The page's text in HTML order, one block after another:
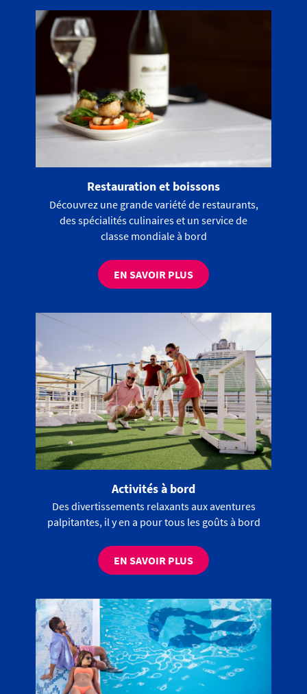
Restauration et boissons
Découvrez une grande variété de restaurants,
des spécialités culinaires et un service de
classe mondiale à bord
EN SAVOIR PLUS
Activités à bord
Des divertissements relaxants aux aventures
palpitantes, il y en a pour tous les goûts à bord
EN SAVOIR PLUS